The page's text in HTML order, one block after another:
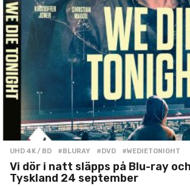
UHD 4K / BD #BLURAY ,#DVD ,#WEDIETONIGHT
Vi dör i natt släpps på Blu-ray
Tyskland 24 september